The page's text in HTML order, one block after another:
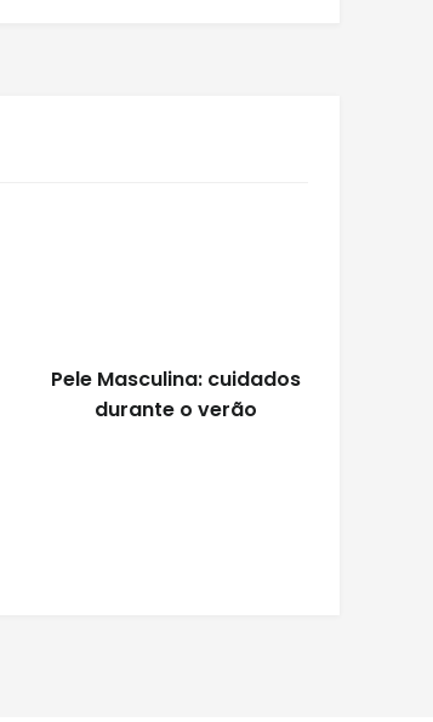
Pele Masculina: cuidados
durante o verão